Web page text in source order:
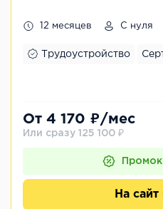
12 месяцев С нуля
Трудоустройство
От 4 170 ₽/мес
Или сразу 125 100 ₽
На